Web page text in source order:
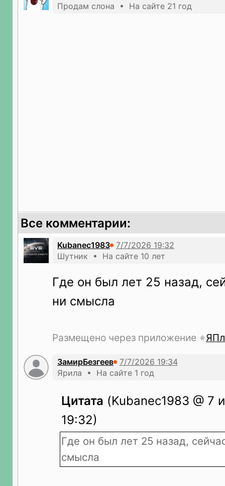
Продам слона • На сайте 21 год
Все комментарии:
Kubanec1983
Шутник • На сайте 10 лет
Где он был лет 25 назад,
ни смысла
Размещено через приложение
ЗамирБезгеев
Ярила • На сайте 1 год
Цитата (Kubanec1983 @ 7
19:32)
Где он был лет 25 назад,
смысла